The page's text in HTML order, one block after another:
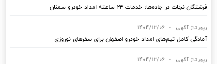
فرشتگان نجات در جاده‌ها؛ خدمات ۲۴ ساعته امداد خودرو سمنان
رپورتاژ آگهی •
1404/12/06
آمادگی کامل تیم‌های امداد خودرو اصفهان برای سفرهای نوروزی
رپورتاژ آگهی •
1404/12/06